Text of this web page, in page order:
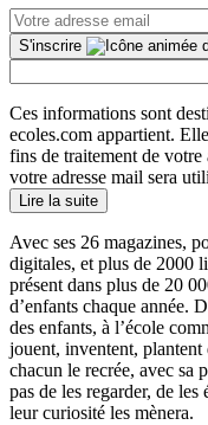
S'inscrire
Ces informations sont
ecoles.com appartient.
fins de traitement de votre
votre adresse mail sera
Lire la suite
Avec ses 26 magazines,
digitales, et plus de 2000
présent dans plus de 20
d’enfants chaque année.
des enfants, à l’école
jouent, inventent, plantent
chacun le recrée, avec sa
pas de les regarder, de les
leur curiosité les mènera.